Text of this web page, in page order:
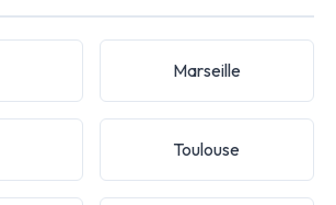
Marseille
Toulouse